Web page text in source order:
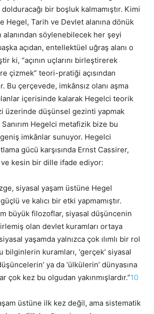
bir boşluk kalmamıştır. Kimi
Hegel, Tarih ve Devlet alanına dönük
söylenebilecek her şeyi
açıdan, entellektüel uğraş alanı o
ki, “açının uçlarını birleştirerek
çizmek” teori-pratiği açısından
Bu çerçevede, imkânsız olanı aşma
içerisinde kalarak Hegelci teorik
üzerinde düşünsel gezinti yapmak
Hegelci metafizik bize bu
imkânlar sunuyor. Hegelci
gücü karşısında Ernst Cassirer,
kesin bir dille ifade ediyor:
siyasal yaşam üstüne Hegel
ve kalıcı bir etki yapmamıştır.
büyük filozoflar, siyasal düşüncenin
olan devlet kuramları ortaya
yaşamda yalnızca çok ılımlı bir rol
bilginlerin kuramları, ‘gerçek’ siyasal
ya da ‘ülkülerin’ dünyasına
çok kez bu olgudan yakınmışlardır.”10
üstüne ilk kez değil, ama sistematik